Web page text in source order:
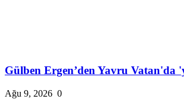
Gülben Ergen’den Yavru Vatan'da
Ağu 9, 2026 0